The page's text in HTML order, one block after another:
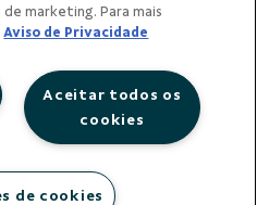
de marketing. Para mais
Aviso de Privacidade
Aceitar todos os
cookies
de cookies